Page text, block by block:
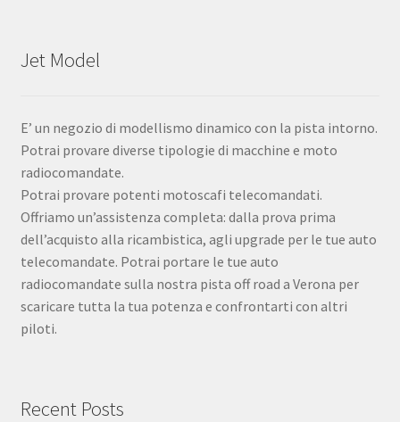
Jet Model
E’ un negozio di modellismo dinamico con la pista intorno.
Potrai provare diverse tipologie di macchine e moto
radiocomandate.
Potrai provare potenti motoscafi telecomandati.
Offriamo un’assistenza completa: dalla prova prima
dell’acquisto alla ricambistica, agli upgrade per le tue auto
telecomandate. Potrai portare le tue auto
radiocomandate sulla nostra pista off road a Verona per
scaricare tutta la tua potenza e confrontarti con altri
piloti.
Recent Posts